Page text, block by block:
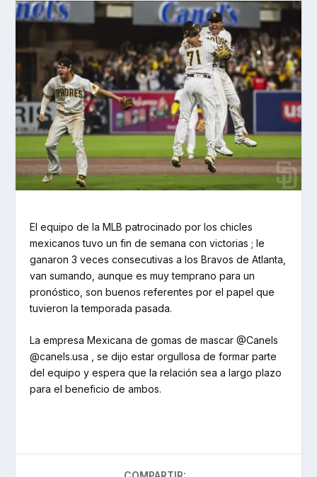
El equipo de la MLB patrocinado por los chicles
mexicanos tuvo un fin de semana con victorias ; le
ganaron 3 veces consecutivas a los Bravos de Atlanta,
van sumando, aunque es muy temprano para un
pronóstico, son buenos referentes por el papel que
tuvieron la temporada pasada.
La empresa Mexicana de gomas de mascar @Canels
@canels.usa , se dijo estar orgullosa de formar parte
del equipo y espera que la relación sea a largo plazo
para el beneficio de ambos.